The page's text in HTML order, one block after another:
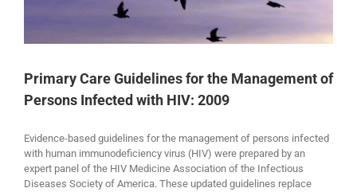
Primary Care Guidelines for the Management of
Persons Infected with HIV: 2009
Evidence-based guidelines for the management of persons infected
with human immunodeficiency virus (HIV) were prepared by an
expert panel of the HIV Medicine Association of the Infectious
Diseases Society of America. These updated guidelines replace